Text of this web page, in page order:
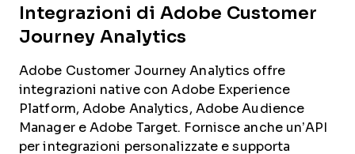
Integrazioni di Adobe Customer
Journey Analytics
Adobe Customer Journey Analytics offre
integrazioni native con Adobe Experience
Platform, Adobe Analytics, Adobe Audience
Manager e Adobe Target. Fornisce anche un’API
per integrazioni personalizzate e supporta